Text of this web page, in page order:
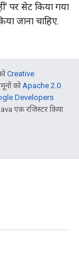
पर सेट किया गया
जाना चाहिए.
Creative
को Apache 2.0
Developers
एक रजिस्टर किया